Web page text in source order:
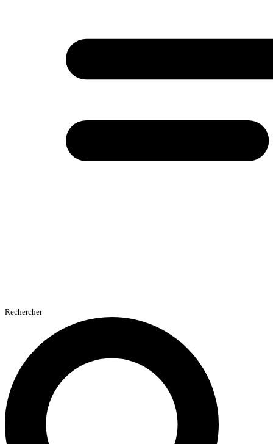
Rechercher